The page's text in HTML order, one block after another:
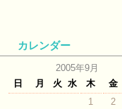
カレンダー
2005年9月
日
月 火 水 木 金
1
2